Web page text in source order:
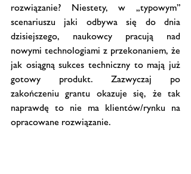
rozwiązanie? Niestety, w „typowym”
scenariuszu jaki odbywa się do dnia
dzisiejszego, naukowcy pracują nad
nowymi technologiami z przekonaniem, że
jak osiągną sukces techniczny to mają już
gotowy produkt. Zazwyczaj po
zakończeniu grantu okazuje się, że tak
naprawdę to nie ma klientów/rynku na
opracowane rozwiązanie.